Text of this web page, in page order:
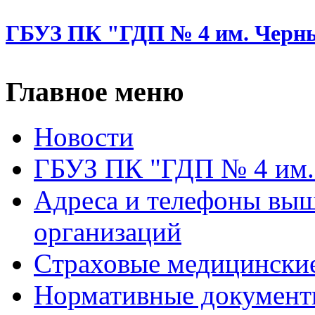
ГБУЗ ПК "ГДП № 4 им.
Главное меню
Новости
ГБУЗ ПК "ГДП № 4
Адреса и телефоны
организаций
Cтраховые
Нормативные